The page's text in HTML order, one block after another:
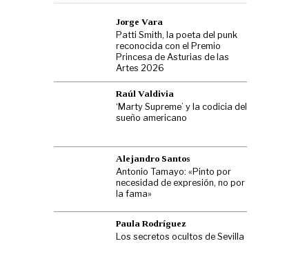
Jorge Vara
Patti Smith, la poeta del punk
reconocida con el Premio
Princesa de Asturias de las
Artes 2026
Raúl Valdivia
‘Marty Supreme’ y la codicia del
sueño americano
Alejandro Santos
Antonio Tamayo: «Pinto por
necesidad de expresión, no por
la fama»
Paula Rodríguez
Los secretos ocultos de Sevilla